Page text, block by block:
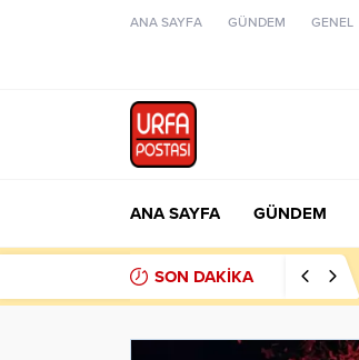
ANA SAYFA GÜNDEM GENEL
ANA SAYFA GÜNDEM
SON DAKİKA